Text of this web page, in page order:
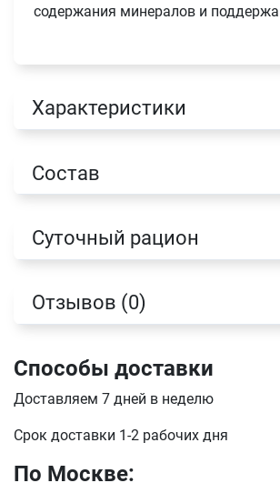
содержания минералов и
Характеристики
Состав
Суточный рацион
Отзывов (0)
Способы доставки
Доставляем 7 дней в неделю
Срок доставки 1-2 рабочих дня
По Москве:
Оформить заказ